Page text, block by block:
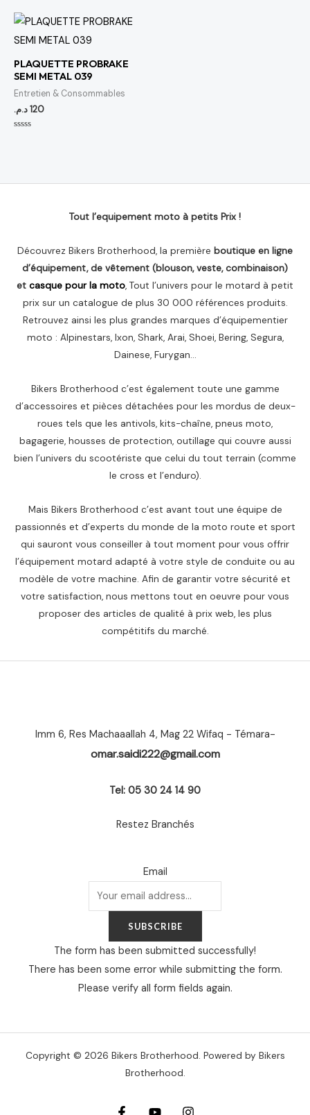
5
PLAQUETTE PROBRAKE
SEMI METAL 039
Entretien & Consommables
120د.م.
Tout l’equipement moto à petits Prix !
Découvrez Bikers Brotherhood, la première boutique en ligne
d’équipement, de vêtement (blouson, veste, combinaison)
et casque pour la moto, Tout l’univers pour le motard à petit
prix sur un catalogue de plus 30 000 références produits.
Retrouvez ainsi les plus grandes marques d’équipementier
moto : Alpinestars, Ixon, Shark, Arai, Shoei, Bering, Segura,
Dainese, Furygan…
Bikers Brotherhood c’est également toute une gamme
d’accessoires et pièces détachées pour les mordus de deux-
roues tels que les antivols, kits-chaîne, pneus moto,
bagagerie, housses de protection, outillage qui couvre aussi
bien l’univers du scootériste que celui du tout terrain (comme
le cross et l’enduro).
Mais Bikers Brotherhood c’est avant tout une équipe de
passionnés et d’experts du monde de la moto route et sport
qui sauront vous conseiller à tout moment pour vous offrir
l’équipement motard adapté à votre style de conduite ou au
modèle de votre machine. Afin de garantir votre sécurité et
votre satisfaction, nous mettons tout en oeuvre pour vous
proposer des articles de qualité à prix web, les plus
compétitifs du marché.
Imm 6, Res Machaaallah 4, Mag 22 Wifaq - Témara-
omar.saidi222@gmail.com
Tel: 05 30 24 14 90
Restez Branchés
Email
SUBSCRIBE
The form has been submitted successfully!
There has been some error while submitting the form.
Please verify all form fields again.
Copyright © 2026 Bikers Brotherhood. Powered by Bikers
Brotherhood.